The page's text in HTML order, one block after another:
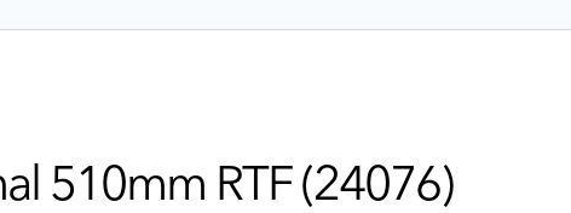
510mm RTF (24076)